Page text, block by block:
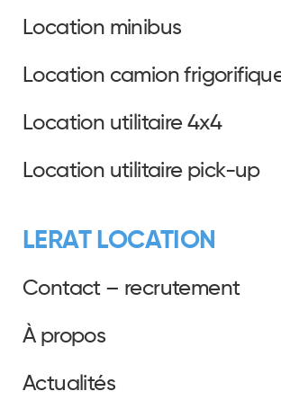
Location minibus
Location camion
Location utilitaire 4x4
Location utilitaire pick-up
LERAT LOCATION
Contact – recrutement
À propos
Actualités